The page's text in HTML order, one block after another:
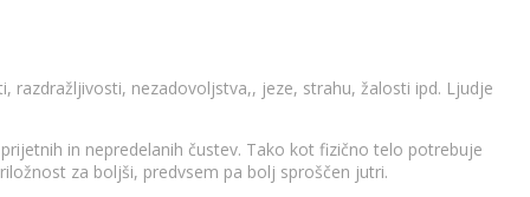
razdražljivosti, nezadovoljstva,, jeze, strahu, žalosti ipd. Ljudje
in nepredelanih čustev. Tako kot fizično telo potrebuje
za boljši, predvsem pa bolj sproščen jutri.